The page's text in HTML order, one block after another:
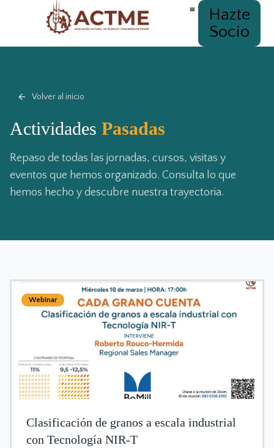
Hazte
Socio
Volver al inicio
Actividades Pasadas
Repaso de todas las jornadas, cursos, visitas y
eventos que hemos organizado. Consulta lo que
hemos hecho y descubre nuestra trayectoria.
Webinar
Clasificación de granos a escala industrial
con Tecnología NIR-T